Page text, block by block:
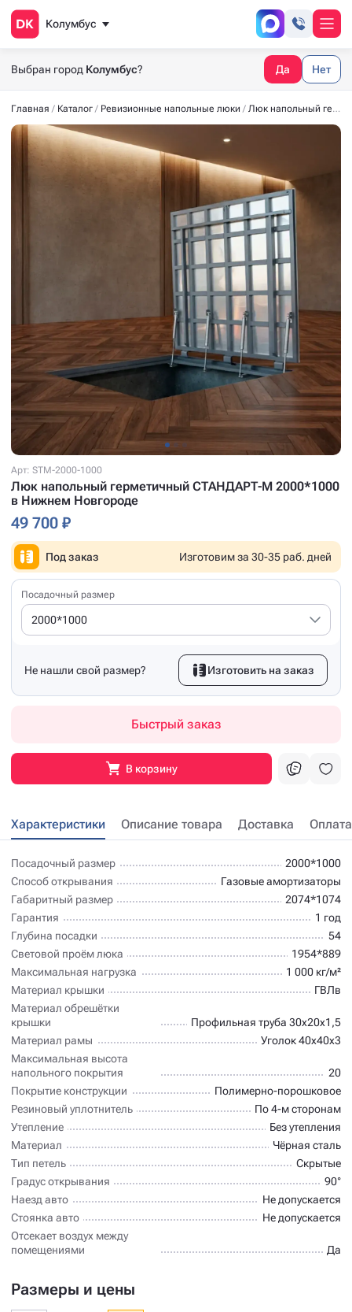
Колумбус
Выбран город Колумбус? Да Нет
Главная Каталог Ревизионные напольные люки Люк напольный герметичный СТАНДАРТ-М 2000*1000
Арт: STM-2000-1000
Люк напольный герметичный СТАНДАРТ-М 2000*1000
в Нижнем Новгороде
49 700 ₽
Под заказ Изготовим за 30-35 раб. дней
Посадочный размер
2000*1000
Не нашли свой размер? Изготовить на заказ
Быстрый заказ
В корзину
Характеристики Описание товара Доставка Оплата
Посадочный размер
2000*1000
Способ открывания
Газовые амортизаторы
Габаритный размер
2074*1074
Гарантия
1 год
Глубина посадки
54
Световой проём люка
1954*889
Максимальная нагрузка
1 000 кг/м²
Материал крышки
ГВЛв
Материал обрешётки
крышки
Профильная труба 30х20х1,5
Материал рамы
Уголок 40х40х3
Максимальная высота
напольного покрытия
20
Покрытие конструкции
Полимерно-порошковое
Резиновый уплотнитель
По 4-м сторонам
Утепление
Без утепления
Материал
Чёрная сталь
Тип петель
Скрытые
Градус открывания
90°
Наезд авто
Не допускается
Стоянка авто
Не допускается
Отсекает воздух между
помещениями
Да
Размеры и цены